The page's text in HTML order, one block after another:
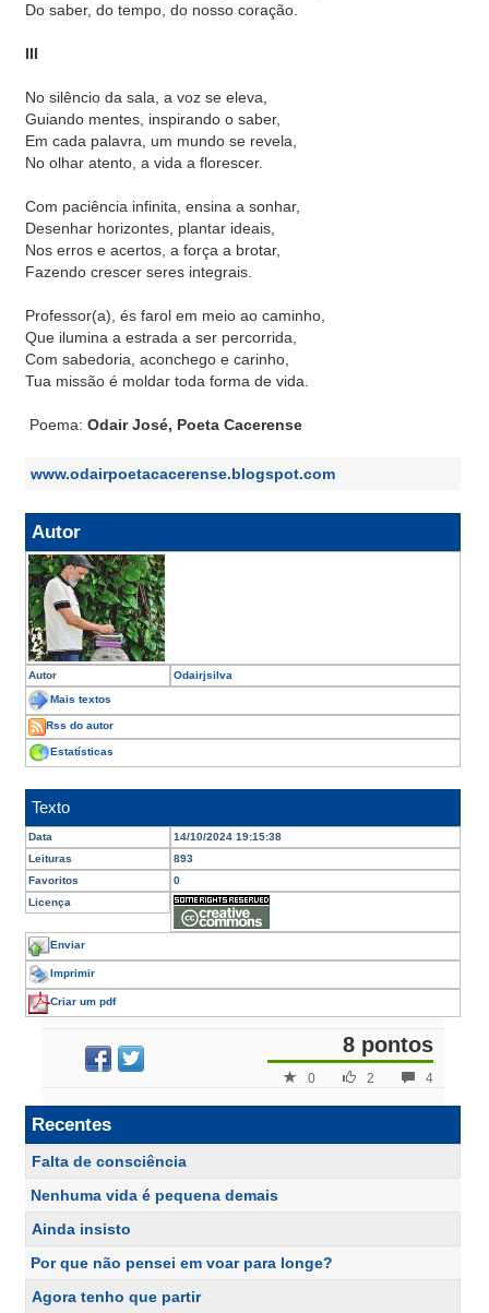
Do saber, do tempo, do nosso coração.
III
No silêncio da sala, a voz se eleva,
Guiando mentes, inspirando o saber,
Em cada palavra, um mundo se revela,
No olhar atento, a vida a florescer.
Com paciência infinita, ensina a sonhar,
Desenhar horizontes, plantar ideais,
Nos erros e acertos, a força a brotar,
Fazendo crescer seres integrais.
Professor(a), és farol em meio ao caminho,
Que ilumina a estrada a ser percorrida,
Com sabedoria, aconchego e carinho,
Tua missão é moldar toda forma de vida.
Poema: Odair José, Poeta Cacerense
www.odairpoetacacerense.blogspot.com
Autor
Autor Odairjsilva
Mais textos
Rss do autor
Estatísticas
Texto
Data
14/10/2024 19:15:38
Leituras
893
Favoritos
0
Licença
Enviar
Imprimir
Criar um pdf
8 pontos
4
2
0
Recentes
Falta de consciência
Nenhuma vida é pequena demais
Ainda insisto
Por que não pensei em voar para longe?
Agora tenho que partir